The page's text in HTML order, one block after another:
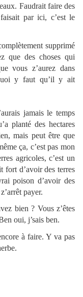
Faudrait faire des
par ici, c’est le
supprimé
que des choses qui
vous z’aurez dans
y faut qu’il y ait
jamais le temps
planté des hectares
mais peut être que
ça, c’est pas mon
agricoles, c’est un
fort d’avoir des terres
poison d’avoir des
payer.
bien ? Vous z’êtes
oui, j’sais ben.
à faire. Y va pas